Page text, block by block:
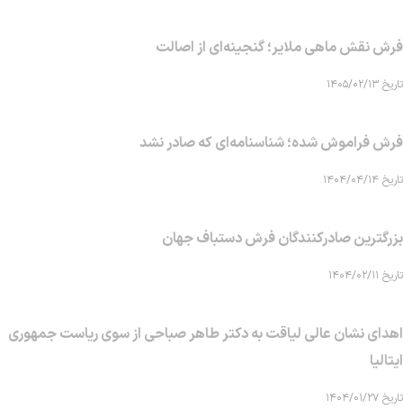
فرش نقش ماهی‌ ملایر؛ گنجینه‌ای از اصالت
تاریخ ۱۴۰۵/۰۲/۱۳
فرش فراموش شده؛ شناسنامه‌ای که صادر نشد
تاریخ ۱۴۰۴/۰۴/۱۴
بزرگترین صادرکنندگان فرش دستباف جهان
تاریخ ۱۴۰۴/۰۲/۱۱
اهدای نشان عالی لیاقت به دکتر طاهر صباحی از سوی ریاست جمهوری
ایتالیا
تاریخ ۱۴۰۴/۰۱/۲۷